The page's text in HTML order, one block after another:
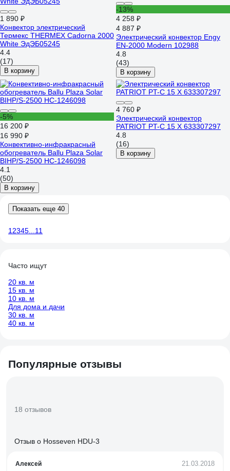
1 890 ₽
Конвектор электрический
Термекс THERMEX Cadorna 2000
White ЭдЭБ05245
4.4
(17)
В корзину
-13%
4 258 ₽
4 887 ₽
Электрический конвектор Engy
EN-2000 Modern 102988
4.8
(43)
В корзину
-5%
16 200 ₽
16 990 ₽
Конвективно-инфракрасный
обогреватель Ballu Plaza Solar
BIHP/S-2500 НС-1246098
4.1
(50)
В корзину
4 760 ₽
Электрический конвектор
PATRIOT PT-C 15 X 633307297
4.8
(16)
В корзину
Показать еще 40
1 2345 11
Часто ищут
20 кв. м
15 кв. м
10 кв. м
Для дома и дачи
30 кв. м
40 кв. м
Популярные отзывы
18 отзывов
Отзыв о Hosseven HDU-3
Алексей 21.03.2018